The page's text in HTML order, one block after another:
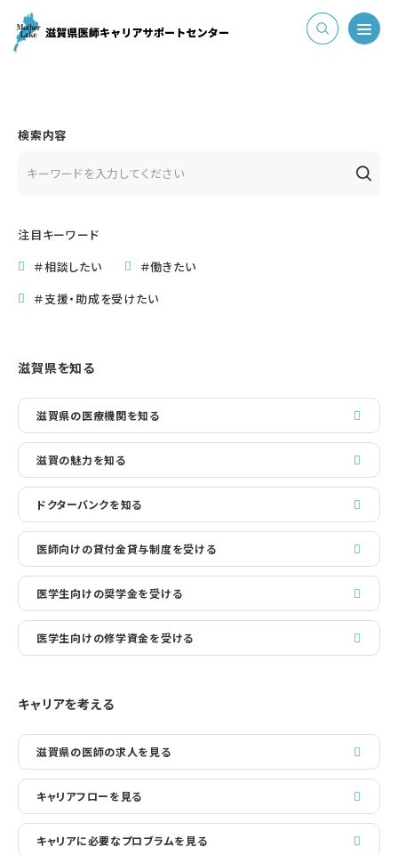
検索内容
注目キーワード
＃相談したい
＃働きたい
＃支援・助成を受けたい
滋賀県を知る
滋賀県の医療機関を知る
滋賀の魅力を知る
ドクターバンクを知る
医師向けの貸付金貸与制度を受ける
医学生向けの奨学金を受ける
医学生向けの修学資金を受ける
キャリアを考える
滋賀県の医師の求人を見る
キャリアフローを見る
キャリアに必要なプロブラムを見る